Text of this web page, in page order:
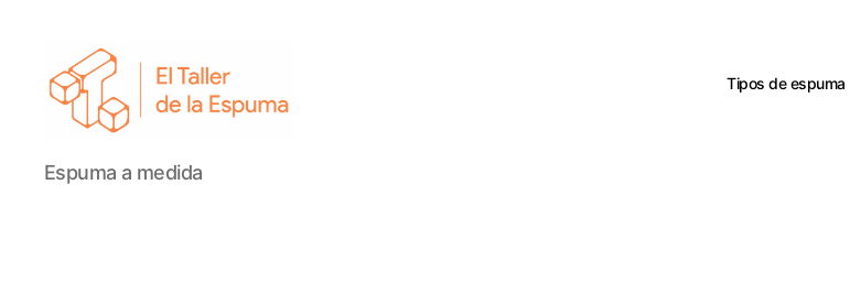
El
Taller
Espuma a medida
Tipos de espuma